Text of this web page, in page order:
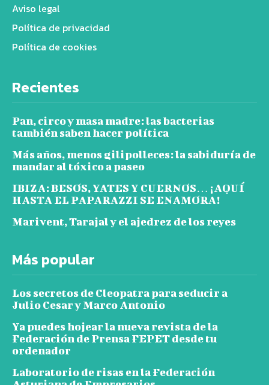
Aviso legal
Política de privacidad
Política de cookies
Recientes
Pan, circo y masa madre: las bacterias
también saben hacer política
Más años, menos gilipolleces: la sabiduría de
mandar al tóxico a paseo
IBIZA: BESOS, YATES Y CUERNOS… ¡AQUÍ
HASTA EL PAPARAZZI SE ENAMORA!
Marivent, Tarajal y el ajedrez de los reyes
Más popular
Los secretos de Cleopatra para seducir a
Julio Cesar y Marco Antonio
Ya puedes hojear la nueva revista de la
Federación de Prensa FEPET desde tu
ordenador
Laboratorio de risas en la Federación